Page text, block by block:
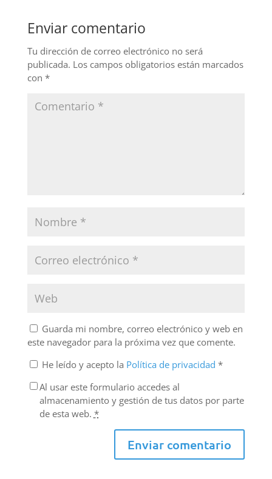
b
o
o
k
n
Enviar comentario
Tu dirección de correo electrónico no será
publicada. Los campos obligatorios están marcados
con *
Guarda mi nombre, correo electrónico y web en
este navegador para la próxima vez que comente.
He leído y acepto la Política de privacidad *
Al usar este formulario accedes al
almacenamiento y gestión de tus datos por parte
de esta web. *